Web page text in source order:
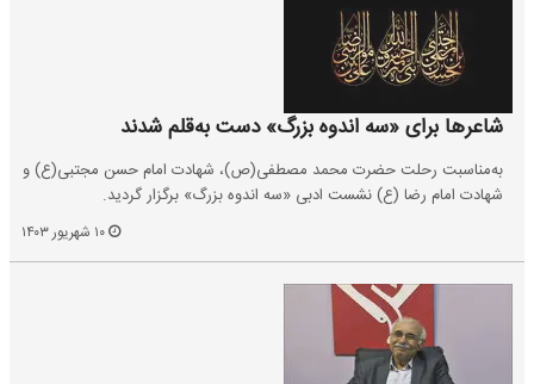
شاعرها برای «سه اندوه بزرگ» دست به‌قلم شدند
به‌مناسبت رحلت حضرت محمد مصطفی(ص)، شهادت امام حسن مجتبی(ع) و
شهادت امام رضا (ع) نشست ادبی «سه اندوه بزرگ» برگزار گردید.